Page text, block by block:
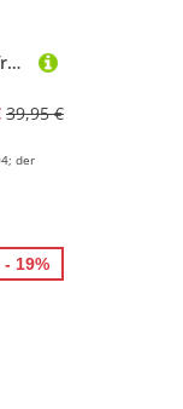
MAUL Herren Shirt Glödis 3 fresh
39,95 €
der
- 19%